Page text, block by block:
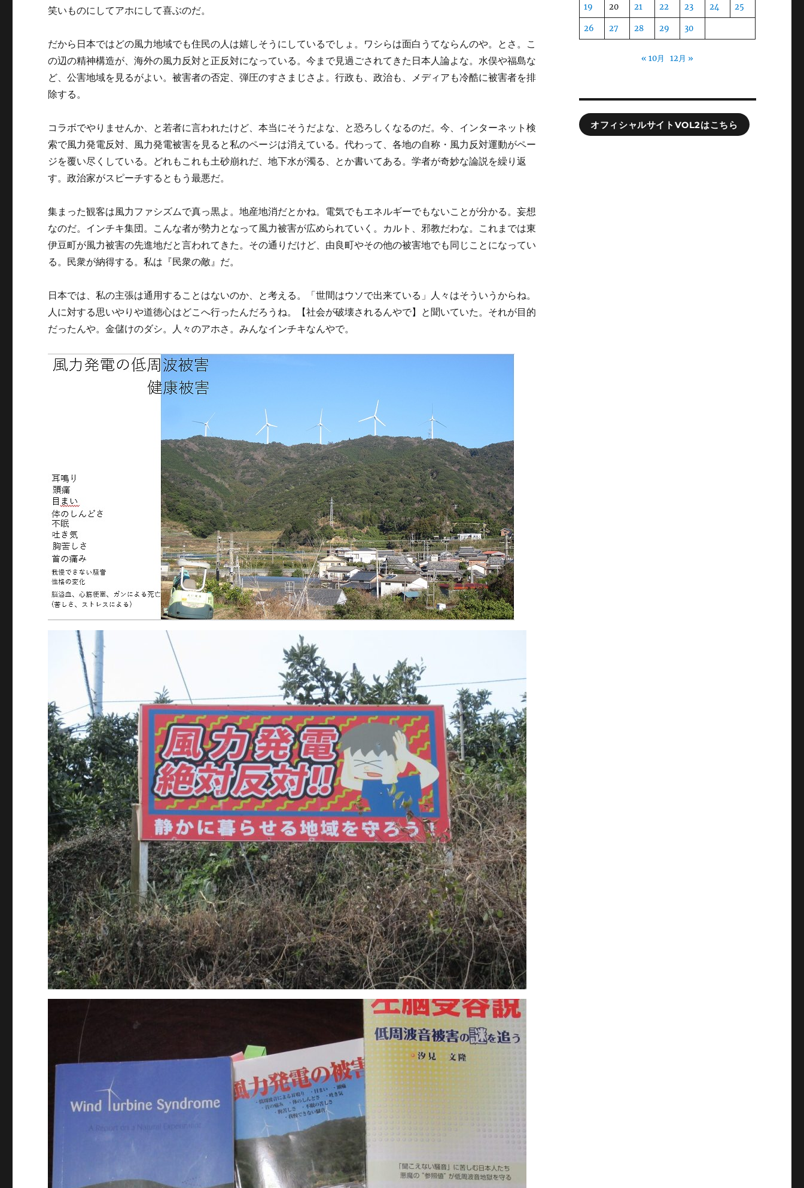
笑いものにしてアホにして喜ぶのだ。
だから日本ではどの風力地域でも住民の人は嬉しそうにしているでしょ。ワシらは面白うてならんのや。とさ。こ
の辺の精神構造が、海外の風力反対と正反対になっている。今まで見過ごされてきた日本人論よな。水俣や福島な
ど、公害地域を見るがよい。被害者の否定、弾圧のすさまじさよ。行政も、政治も、メディアも冷酷に被害者を排
除する。
コラボでやりませんか、と若者に言われたけど、本当にそうだよな、と恐ろしくなるのだ。今、インターネット検
索で風力発電反対、風力発電被害を見ると私のページは消えている。代わって、各地の自称・風力反対運動がペー
ジを覆い尽くしている。どれもこれも土砂崩れだ、地下水が濁る、とか書いてある。学者が奇妙な論説を繰り返
す。政治家がスピーチするともう最悪だ。
集まった観客は風力ファシズムで真っ黒よ。地産地消だとかね。電気でもエネルギーでもないことが分かる。妄想
なのだ。インチキ集団。こんな者が勢力となって風力被害が広められていく。カルト、邪教だわな。これまでは東
伊豆町が風力被害の先進地だと言われてきた。その通りだけど、由良町やその他の被害地でも同じことになってい
る。民衆が納得する。私は『民衆の敵』だ。
日本では、私の主張は通用することはないのか、と考える。「世間はウソで出来ている」人々はそういうからね。
人に対する思いやりや道徳心はどこへ行ったんだろうね。【社会が破壊されるんやで】と聞いていた。それが目的
だったんや。金儲けのダシ。人々のアホさ。みんなインチキなんやで。
19 20 21 22 23 24 25
26 27 28 29 30
« 10月 12月 »
オフィシャルサイトVOL2はこちら